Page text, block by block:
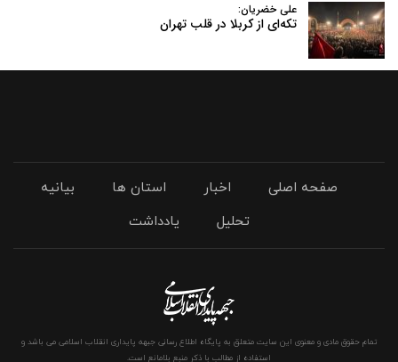
علی خضریان:
تکه‌ای از کربلا در قلب تهران
صفحه اصلی اخبار استان ها
بیانیه
تحلیل
یادداشت
تمام حقوق مادی و معنوی این سایت متعلق به پایگاه اطلاع رسانی جبهه پایداری انقلاب اسلامی می باشد و
استفاده از مطالب با ذکر منبع بلامانع است.